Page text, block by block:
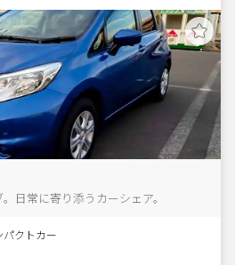
日常に寄り添うカーシェア。
パクトカー